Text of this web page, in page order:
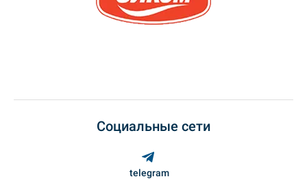
Социальные сети
telegram